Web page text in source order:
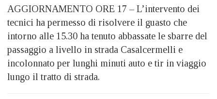
AGGIORNAMENTO ORE 17 – L’intervento dei
tecnici ha permesso di risolvere il guasto che
intorno alle 15.30 ha tenuto abbassate le sbarre del
passaggio a livello in strada Casalcermelli e
incolonnato per lunghi minuti auto e tir in viaggio
lungo il tratto di strada.